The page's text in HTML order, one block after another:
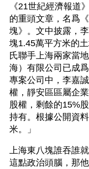
《21世紀經濟報道
的重頭文章，名爲
塊》。文中披露，
塊1.45萬平方米的
氏聯手上海兩家當
海）有限公司已成
專案公司中，李嘉
權，靜安區區屬企
股權，剩餘的15%
持有。根據公開資
米。」
上海東八塊誰吞誰
這點政治頭腦，那